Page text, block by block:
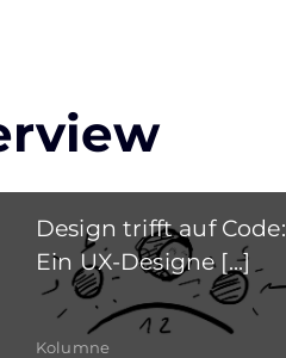
Design trifft auf Code:
Ein UX-Designe [...]
Kolumne